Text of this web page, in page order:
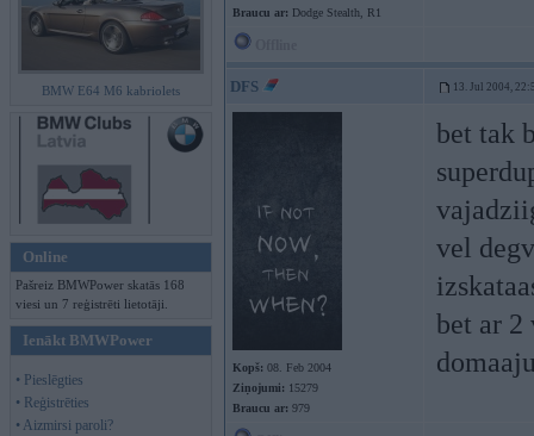
BMW E64 M6 kabriolets
Online
Pašreiz BMWPower skatās 168
viesi un 7 reģistrēti lietotāji.
Ienākt BMWPower
• Pieslēgties
• Reģistrēties
• Aizmirsi paroli?
Braucu ar: Dodge Stealth, R1
DFS 13. Jul 2004,
Kopš: 08. Feb 2004
Ziņojumi: 15279
Braucu ar: 979
bet tak
vel
bet ar